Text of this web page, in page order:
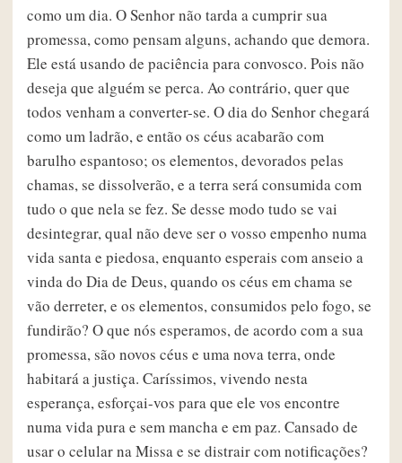
como um dia. O Senhor não tarda a cumprir sua
promessa, como pensam alguns, achando que demora.
Ele está usando de paciência para convosco. Pois não
deseja que alguém se perca. Ao contrário, quer que
todos venham a converter-se. O dia do Senhor chegará
como um ladrão, e então os céus acabarão com
barulho espantoso; os elementos, devorados pelas
chamas, se dissolverão, e a terra será consumida com
tudo o que nela se fez. Se desse modo tudo se vai
desintegrar, qual não deve ser o vosso empenho numa
vida santa e piedosa, enquanto esperais com anseio a
vinda do Dia de Deus, quando os céus em chama se
vão derreter, e os elementos, consumidos pelo fogo, se
fundirão? O que nós esperamos, de acordo com a sua
promessa, são novos céus e uma nova terra, onde
habitará a justiça. Caríssimos, vivendo nesta
esperança, esforçai-vos para que ele vos encontre
numa vida pura e sem mancha e em paz. Cansado de
usar o celular na Missa e se distrair com notificações?